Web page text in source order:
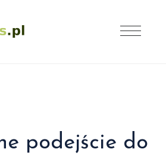
podejście do